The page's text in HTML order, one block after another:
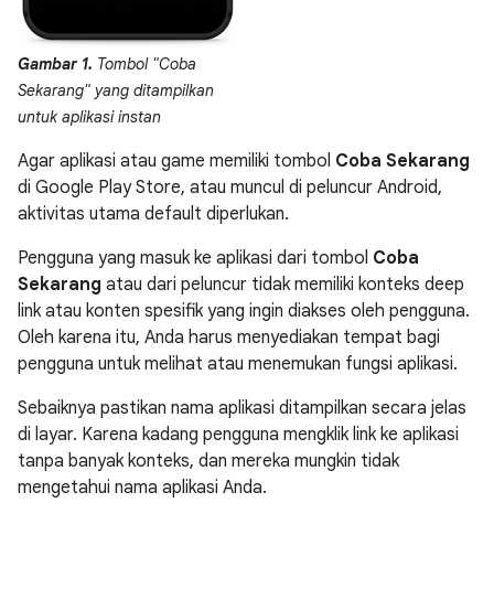
Gambar 1. Tombol "Coba
Sekarang" yang ditampilkan
untuk aplikasi instan
Agar aplikasi atau game memiliki tombol Coba Sekarang
di Google Play Store, atau muncul di peluncur Android,
aktivitas utama default diperlukan.
Pengguna yang masuk ke aplikasi dari tombol Coba
Sekarang atau dari peluncur tidak memiliki konteks deep
link atau konten spesifik yang ingin diakses oleh pengguna.
Oleh karena itu, Anda harus menyediakan tempat bagi
pengguna untuk melihat atau menemukan fungsi aplikasi.
Sebaiknya pastikan nama aplikasi ditampilkan secara jelas
di layar. Karena kadang pengguna mengklik link ke aplikasi
tanpa banyak konteks, dan mereka mungkin tidak
mengetahui nama aplikasi Anda.